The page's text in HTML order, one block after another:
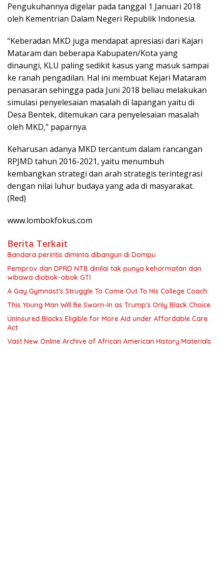
Pengukuhannya digelar pada tanggal 1 Januari 2018
oleh Kementrian Dalam Negeri Republik Indonesia.
“Keberadan MKD juga mendapat apresiasi dari Kajari
Mataram dan beberapa Kabupaten/Kota yang
dinaungi, KLU paling sedikit kasus yang masuk sampai
ke ranah pengadilan. Hal ini membuat Kejari Mataram
penasaran sehingga pada Juni 2018 beliau melakukan
simulasi penyelesaian masalah di lapangan yaitu di
Desa Bentek, ditemukan cara penyelesaian masalah
oleh MKD,” paparnya.
Keharusan adanya MKD tercantum dalam rancangan
RPJMD tahun 2016-2021, yaitu menumbuh
kembangkan strategi dan arah strategis terintegrasi
dengan nilai luhur budaya yang ada di masyarakat.
(Red)
www.lombokfokus.com
Berita Terkait
Bandara perintis diminta dibangun di Dompu
Pemprov dan DPRD NTB dinilai tak punya kehormatan dan
wibawa diobok-obok GTI
A Gay Gymnast’s Struggle To Come Out To His College Coach
This Young Man Will Be Sworn-In as Trump’s Only Black Choice
Uninsured Blacks Eligible for More Aid under Affordable Care
Act
Vast New Online Archive of African American History Materials